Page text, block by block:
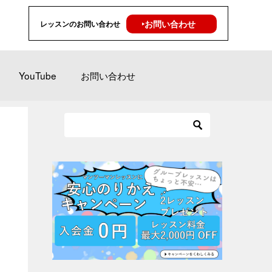
レッスンのお問い合わせ ‣お問い合わせ
YouTube お問い合わせ